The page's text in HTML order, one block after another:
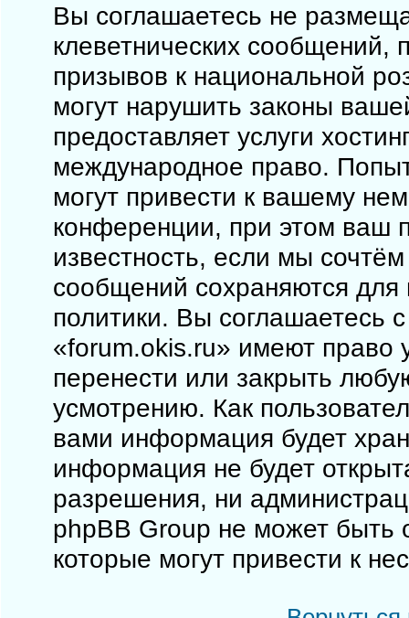
Вы соглашаетесь не
клеветнических сообщений,
призывов к национальной
могут нарушить законы
предоставляет услуги
международное право.
могут привести к вашему
конференции, при этом ваш
известность, если мы
сообщений сохраняются для
политики. Вы соглашаетесь
«forum.okis.ru» имеют право
перенести или закрыть
усмотрению. Как
вами информация будет
информация не будет
разрешения, ни
phpBB Group не может быть
которые могут привести к